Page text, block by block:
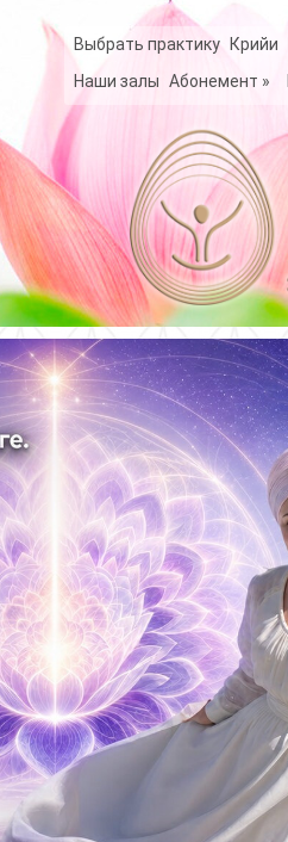
Выбрать практику Крийи
Наши залы Абонемент »